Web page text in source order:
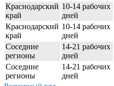
Краснодарский
край
10-14 рабочих
дней
Краснодарский
край
10-14 рабочих
дней
Соседние
регионы
14-21 рабочих
дней
Соседние
регионы
14-21 рабочих
дней